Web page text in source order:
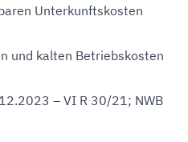
Unterkunftskosten
und kalten Betriebskosten
– VI R 30/21; NWB